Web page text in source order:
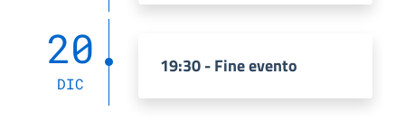
20
DIC
19:30 - Fine evento